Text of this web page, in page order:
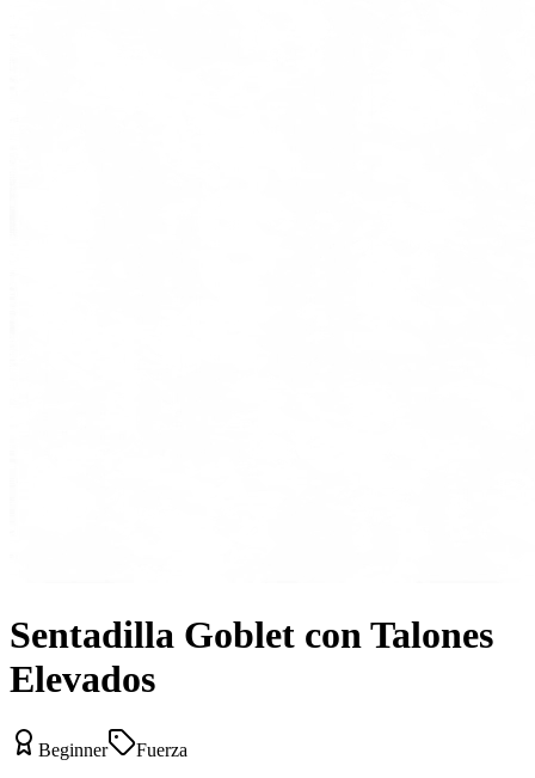
Sentadilla Goblet con Talones
Elevados
Beginner
Fuerza